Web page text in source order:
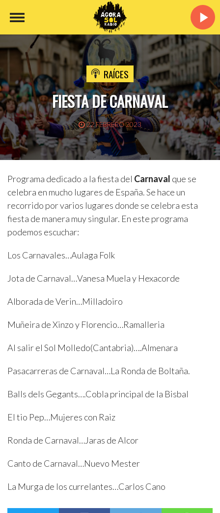
RAÍCES
FIESTA DE CARNAVAL
22 FEBRERO 2023
Programa dedicado a la fiesta del Carnaval que se
celebra en mucho lugares de España. Se hace un
recorrido por varios lugares donde se celebra esta
fiesta de manera muy singular. En este programa
podemos escuchar:
Los Carnavales…Aulaga Folk
Jota de Carnaval…Vanesa Muela y Hexacorde
Alborada de Verin…Milladoiro
Muñeira de Xinzo y Florencio…Ramalleria
Al salir el Sol Molledo(Cantabria)….Almenara
Pasacarreras de Carnaval…La Ronda de Boltaña.
Balls dels Gegants….Cobla principal de la Bisbal
El tio Pep…Mujeres con Raiz
Ronda de Carnaval…Jaras de Alcor
Canto de Carnaval…Nuevo Mester
La Murga de los currelantes…Carlos Cano